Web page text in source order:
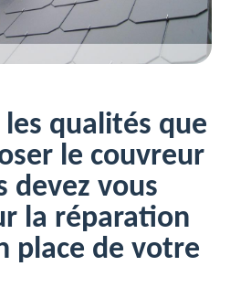
qualités que
le couvreur
devez vous
la réparation
place de votre